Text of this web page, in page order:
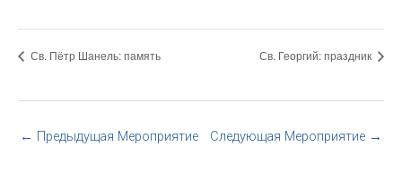
Св. Пётр Шанель: память Св. Георгий: праздник
← Предыдущая Мероприятие Следующая Мероприятие →